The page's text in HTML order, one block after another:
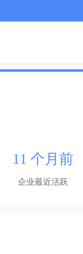
11 个月前
企业最近活跃